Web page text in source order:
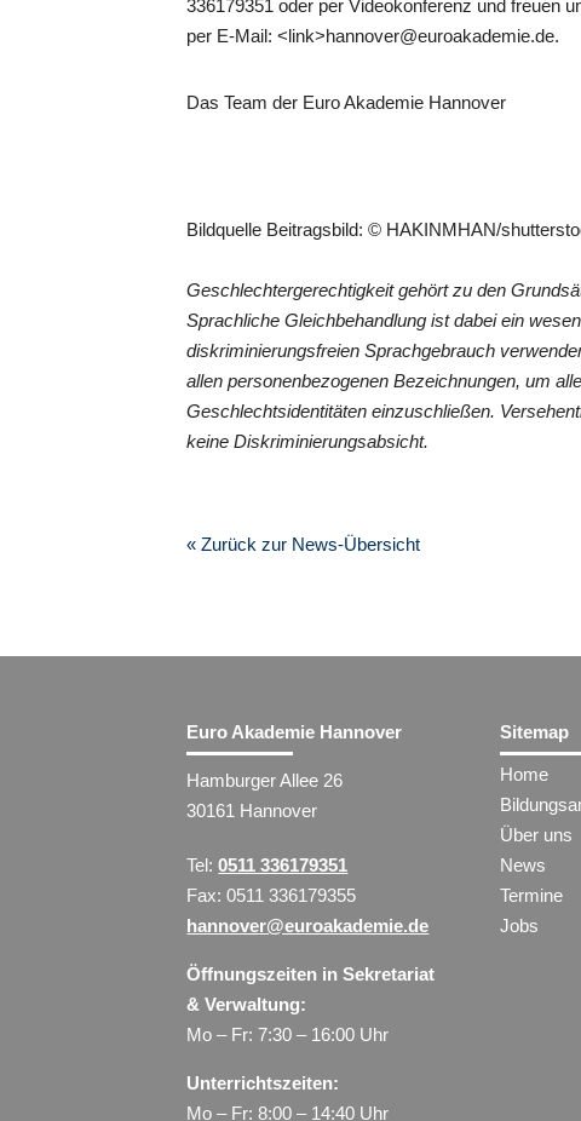
336179351 oder per Videokonferenz und freuen
per E-Mail: <link>hannover@euroakademie.de.
Das Team der Euro Akademie Hannover
Bildquelle Beitragsbild: © HAKINMHAN/
Geschlechtergerechtigkeit gehört zu den
Sprachliche Gleichbehandlung ist dabei ein
diskriminierungsfreien Sprachgebrauch
allen personenbezogenen Bezeichnungen, um
Geschlechtsidentitäten einzuschließen.
keine Diskriminierungsabsicht.
« Zurück zur News-Übersicht
Euro Akademie Hannover
Hamburger Allee 26
30161 Hannover
Tel:0511 336179351
Fax: 0511 336179355
hannover@euroakademie.de
Öffnungszeiten in Sekretariat
& Verwaltung:
Mo – Fr: 7:30 – 16:00 Uhr
Unterrichtszeiten:
Mo – Fr: 8:00 – 14:40 Uhr
Sitemap
Home
Über uns
News
Termine
Jobs